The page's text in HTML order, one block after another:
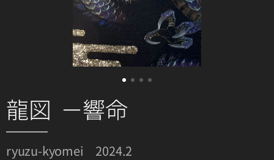
龍図 －響命
ryuzu-kyomei 2024.2